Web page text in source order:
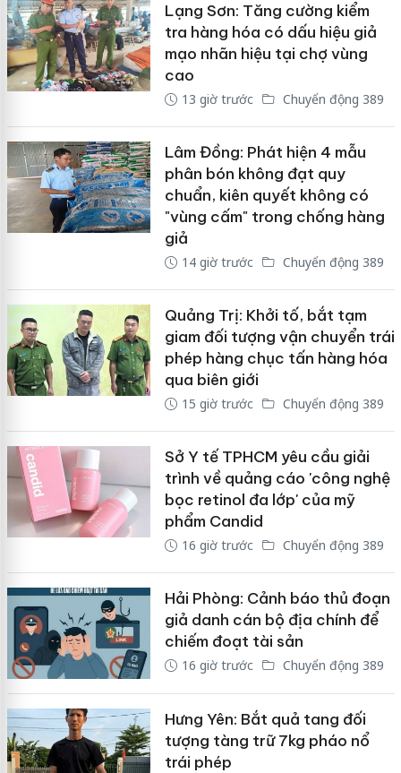
Lạng Sơn: Tăng cường kiểm
tra hàng hóa có dấu hiệu giả
mạo nhãn hiệu tại chợ vùng
cao
13 giờ trước Chuyển động 389
Lâm Đồng: Phát hiện 4 mẫu
phân bón không đạt quy
chuẩn, kiên quyết không có
"vùng cấm" trong chống hàng
giả
14 giờ trước Chuyển động 389
Quảng Trị: Khởi tố, bắt tạm
giam đối tượng vận chuyển trái
phép hàng chục tấn hàng hóa
qua biên giới
15 giờ trước Chuyển động 389
Sở Y tế TPHCM yêu cầu giải
trình về quảng cáo 'công nghệ
bọc retinol đa lớp' của mỹ
phẩm Candid
16 giờ trước Chuyển động 389
Hải Phòng: Cảnh báo thủ đoạn
giả danh cán bộ địa chính để
chiếm đoạt tài sản
16 giờ trước Chuyển động 389
Hưng Yên: Bắt quả tang đối
tượng tàng trữ 7kg pháo nổ
trái phép